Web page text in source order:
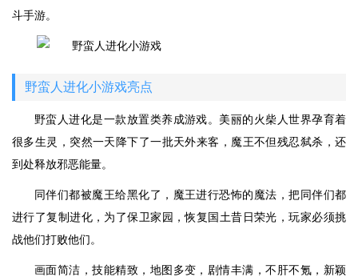
斗手游。
野蛮人进化小游戏亮点
野蛮人进化是一款放置类养成游戏。美丽的火柴人世界孕育着
很多生灵，突然一天降下了一批天外来客，魔王不但残忍弑杀，还
到处释放邪恶能量。
同伴们都被魔王给黑化了，魔王进行恐怖的魔法，把同伴们都
进行了复制进化，为了保卫家园，恢复国土昔日荣光，玩家必须挑
战他们打败他们。
画面简洁，技能精致，地图多变，剧情丰满，不肝不氪，新颖